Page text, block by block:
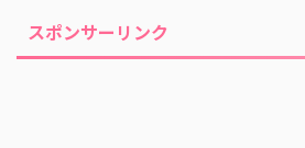
スポンサーリンク